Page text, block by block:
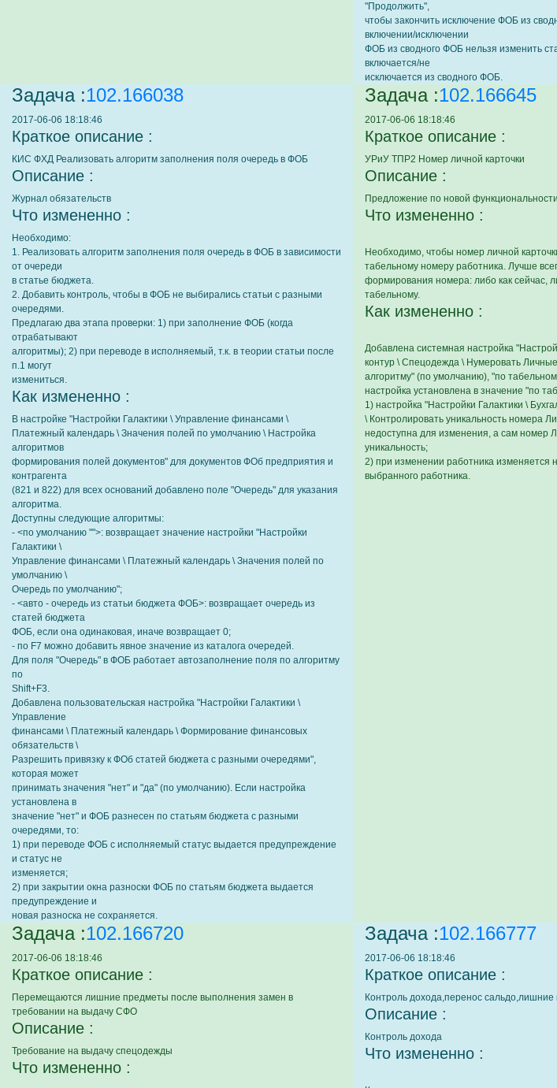
"Продолжить",
чтобы закончить исключение ФОБ из
включении/исключении
ФОБ из сводного ФОБ нельзя изменить
включается/не
исключается из сводного ФОБ.
Задача :102.166038
2017-06-06 18:18:46
Краткое описание :
КИС ФХД Реализовать алгоритм заполнения поля очередь в ФОБ
Описание :
Журнал обязательств
Что измененно :
Необходимо:
1. Реализовать алгоритм заполнения поля очередь в ФОБ в зависимости
от очереди
в статье бюджета.
2. Добавить контроль, чтобы в ФОБ не выбирались статьи с разными
очередями.
Предлагаю два этапа проверки: 1) при заполнение ФОБ (когда
отрабатывают
алгоритмы); 2) при переводе в исполняемый, т.к. в теории статьи после
п.1 могут
измениться.
Как измененно :
В настройке "Настройки Галактики \ Управление финансами \
Платежный календарь \ Значения полей по умолчанию \ Настройка
алгоритмов
формирования полей документов" для документов ФОб предприятия и
контрагента
(821 и 822) для всех оснований добавлено поле "Очередь" для указания
алгоритма.
Доступны следующие алгоритмы:
- <по умолчанию "">: возвращает значение настройки "Настройки
Галактики \
Управление финансами \ Платежный календарь \ Значения полей по
умолчанию \
Очередь по умолчанию";
- <авто - очередь из статьи бюджета ФОБ>: возвращает очередь из
статей бюджета
ФОБ, если она одинаковая, иначе возвращает 0;
- по F7 можно добавить явное значение из каталога очередей.
Для поля "Очередь" в ФОБ работает автозаполнение поля по алгоритму
по
Shift+F3.
Добавлена пользовательская настройка "Настройки Галактики \
Управление
финансами \ Платежный календарь \ Формирование финансовых
обязательств \
Разрешить привязку к ФОб статей бюджета с разными очередями",
которая может
принимать значения "нет" и "да" (по умолчанию). Если настройка
установлена в
значение "нет" и ФОБ разнесен по статьям бюджета с разными
очередями, то:
1) при переводе ФОБ с исполняемый статус выдается предупреждение
и статус не
изменяется;
2) при закрытии окна разноски ФОБ по статьям бюджета выдается
предупреждение и
новая разноска не сохраняется.
Задача :102.166645
2017-06-06 18:18:46
Краткое описание :
УРиУ ТПР2 Номер личной карточки
Описание :
Предложение по новой
Что измененно :
Необходимо, чтобы номер личной
табельному номеру работника. Лучше
формирования номера: либо как сейчас,
табельному.
Как измененно :
Добавлена системная настройка
контур \ Спецодежда \ Нумеровать
алгоритму" (по умолчанию), "по
настройка установлена в значение "по
1) настройка "Настройки Галактики \
\ Контролировать уникальность номера
недоступна для изменения, а сам номер
уникальность;
2) при изменении работника
выбранного работника.
Задача :102.166720
2017-06-06 18:18:46
Краткое описание :
Перемещаются лишние предметы после выполнения замен в
требовании на выдачу СФО
Описание :
Требование на выдачу спецодежды
Что измененно :
Задача :102.166777
2017-06-06 18:18:46
Краткое описание :
Контроль дохода,перенос сальдо,лишние
Описание :
Контроль дохода
Что измененно :